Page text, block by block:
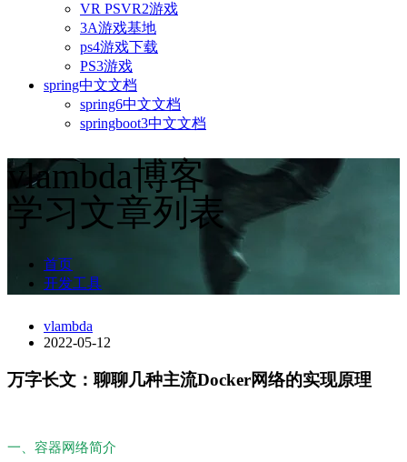
VR PSVR2游戏
3A游戏基地
ps4游戏下载
PS3游戏
spring中文文档
spring6中文文档
springboot3中文文档
vlambda博客
学习文章列表
首页
开发工具
vlambda
2022-05-12
万字长文：聊聊几种主流Docker网络的实现原理
一、容器网络简介